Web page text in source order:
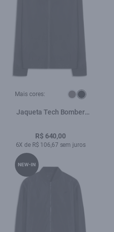
Mais cores:
Jaqueta Tech Bomber
R$ 640,00
6X de R$ 106,67 sem juros
NEW-IN